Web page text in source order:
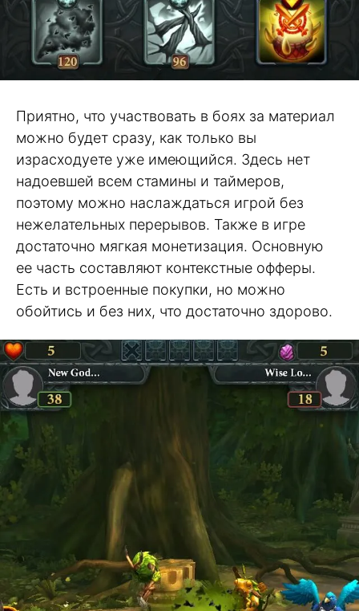
Приятно, что участвовать в боях за материал
можно будет сразу, как только вы
израсходуете уже имеющийся. Здесь нет
надоевшей всем стамины и таймеров,
поэтому можно наслаждаться игрой без
нежелательных перерывов. Также в игре
достаточно мягкая монетизация. Основную
ее часть составляют контекстные офферы.
Есть и встроенные покупки, но можно
обойтись и без них, что достаточно здорово.